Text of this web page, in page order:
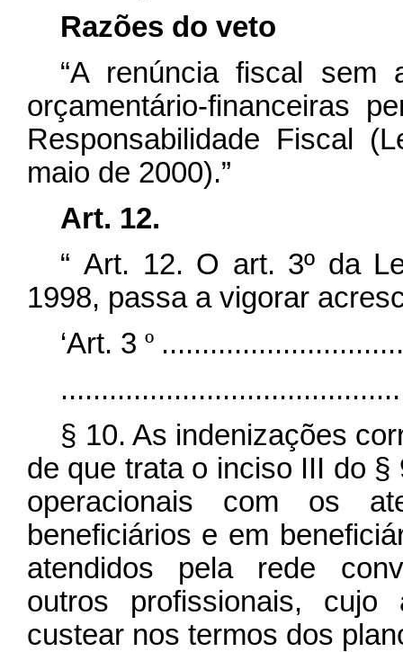
Razões do veto
“A renúncia fiscal sem
orçamentário-financeiras
Responsabilidade Fiscal
maio de 2000).”
Art. 12.
“ Art. 12. O art. 3º da
1998, passa a vigorar
‘Art. 3º
§ 10. As indenizações
de que trata o inciso III do
operacionais com os
beneficiários e em
atendidos pela rede
outros profissionais, cujo
custear nos termos dos